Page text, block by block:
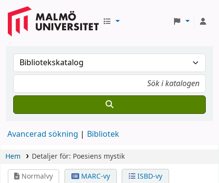
Avancerad sökning Bibliotek
Hem Detaljer för: Poesiens mystik
Normalvy
MARC-vy ISBD-vy